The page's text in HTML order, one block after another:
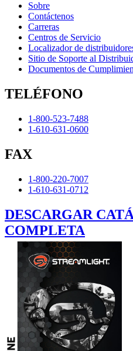
Sobre
Contáctenos
Carreras
Centros de Servicio
Localizador de
Sitio de Soporte al
Documentos de
TELÉFONO
1-800-523-7488
1-610-631-0600
FAX
1-800-220-7007
1-610-631-0712
DESCARGAR
COMPLETA